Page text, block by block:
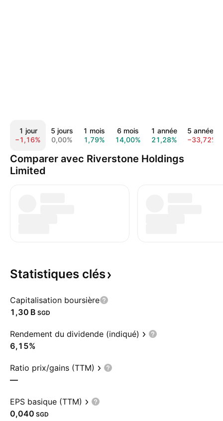
1 jour
−1,16%
5 jours
0,00%
1 mois
1,79%
6 mois
14,00%
1 année
21,28%
5 années
−33,72%
Comparer avec Riverstone Holdings
Limited
Statistiques clés
Capitalisation boursière
‪1,30 B‬ SGD
Rendement du dividende (indiqué)
6,15%
Ratio prix/gains (TTM)
—
EPS basique (TTM)
0,040 SGD